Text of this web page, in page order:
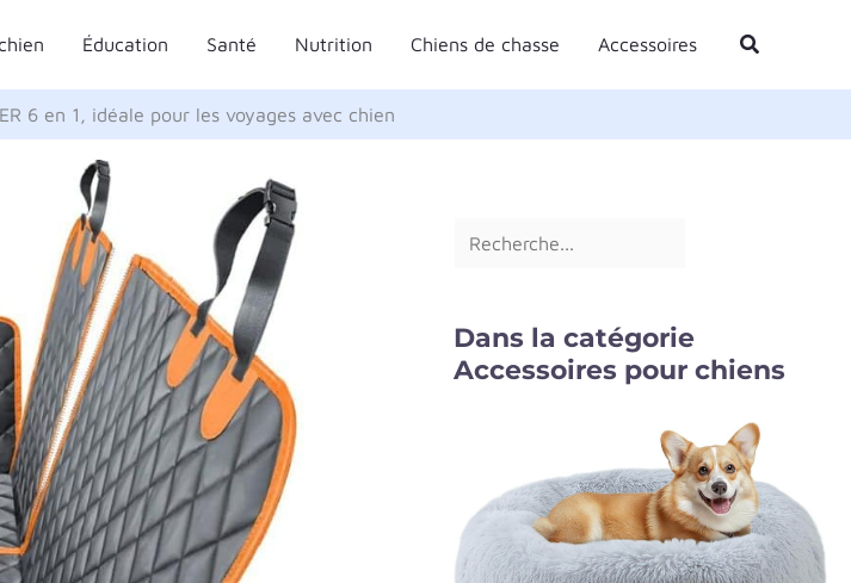
Éducation Santé Nutrition Chiens de chasse Accessoires Rechercher
6 en 1, idéale pour les voyages avec chien
e
c
e
r
Dans la catégorie
Accessoires pour chiens